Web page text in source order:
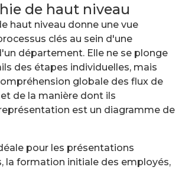
de haut niveau
haut niveau donne une vue
clés au sein d'une
département. Elle ne se plonge
des étapes individuelles, mais
globale des flux de
de la manière dont ils
est un diagramme de
pour les présentations
la formation initiale des employés,